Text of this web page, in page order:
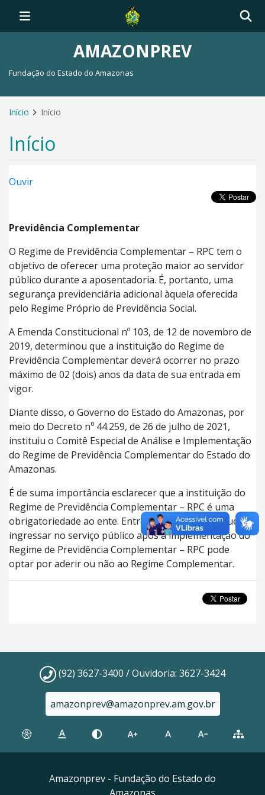
AMAZONPREV
Fundação do Estado do Amazonas
Início Início
Início
Ouvir
Previdência Complementar
O Regime de Previdência Complementar – RPC tem o
objetivo de oferecer uma proteção maior ao servidor
público durante a aposentadoria. É, portanto, uma
segurança previdenciária adicional àquela oferecida
pelo Regime Próprio de Previdência Social.
A Emenda Constitucional nº 103, de 12 de novembro de
2019, determinou que a instituição do Regime de
Previdência Complementar deverá ocorrer no prazo
máximo de 02 (dois) anos da data de sua entrada em
vigor.
Diante disso, o Governo do Estado do Amazonas, por
meio do Decreto n⁰ 44.259, de 26 de julho de 2021,
instituiu o Comitê Especial de Análise e Implementação
do Regime de Previdência Complementar do Estado do
Amazonas.
É de suma importância esclarecer que a instituição do
Regime de Previdência Complementar – RPC é uma
obrigatoriedade ao ente. Entretanto, o servidor que
ingressar no serviço público após a implementação do
Regime de Previdência Complementar – RPC pode
optar por aderir ou não ao Regime Complementar.
(92) 3627-3400 / Ouvidoria: 3627-3424
amazonprev@amazonprev.am.gov.br
Amazonprev - Fundação do Estado do